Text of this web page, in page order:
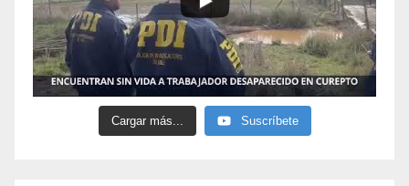
Cargar más... Suscríbete